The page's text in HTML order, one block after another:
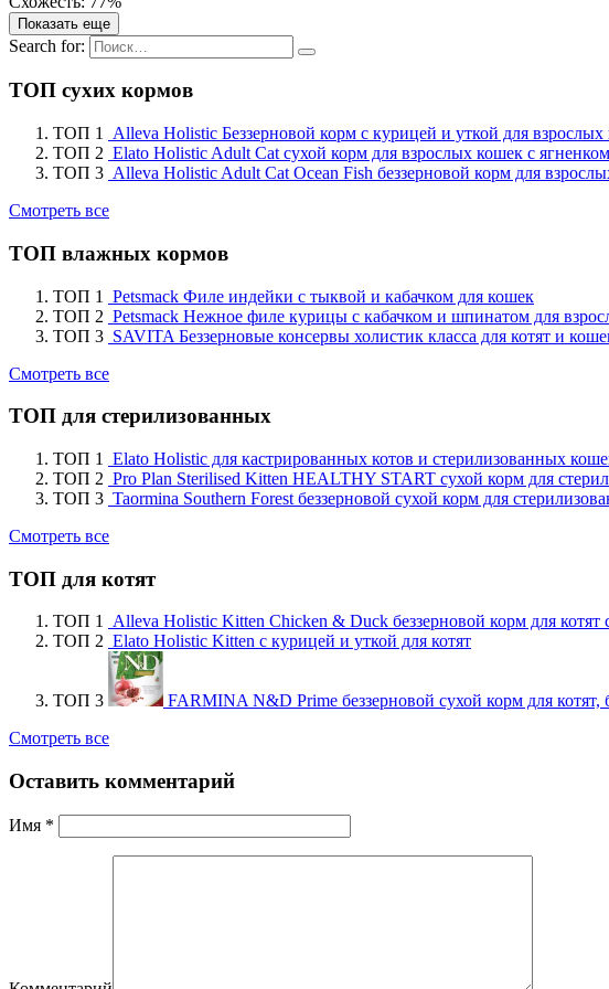
Показать еще
Search for:
ТОП сухих кормов
ТОП 1
Alleva Holistic Беззерновой корм с курицей и уткой для
ТОП 2 Elato Holistic Adult Cat сухой корм для взрослых кошек с
ТОП 3 Alleva Holistic Adult Cat Ocean Fish беззерновой корм для
Смотреть все
ТОП влажных кормов
ТОП 1
Petsmack Филе индейки с тыквой и кабачком для кошек
ТОП 2 Petsmack Нежное филе курицы с кабачком и шпинатом для
ТОП 3 SAVITA Беззерновые консервы холистик класса для котят и
Смотреть все
ТОП для стерилизованных
ТОП 1
Elato Holistic для кастрированных котов и стерилизованных
ТОП 2 Pro Plan Sterilised Kitten HEALTHY START сухой корм для
ТОП 3 Taormina Southern Forest беззерновой сухой корм для
Смотреть все
ТОП для котят
ТОП 1 Alleva Holistic Kitten Chicken & Duck беззерновой корм для
ТОП 2 Elato Holistic Kitten с курицей и уткой для котят
ТОП 3
FARMINA N&D Prime беззерновой сухой корм для
Смотреть все
Оставить комментарий
Имя *